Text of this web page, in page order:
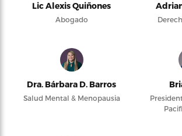
Lic Alexis Quiñones
Abogado
Dra. Bárbara D. Barros
Salud Mental & Menopausia